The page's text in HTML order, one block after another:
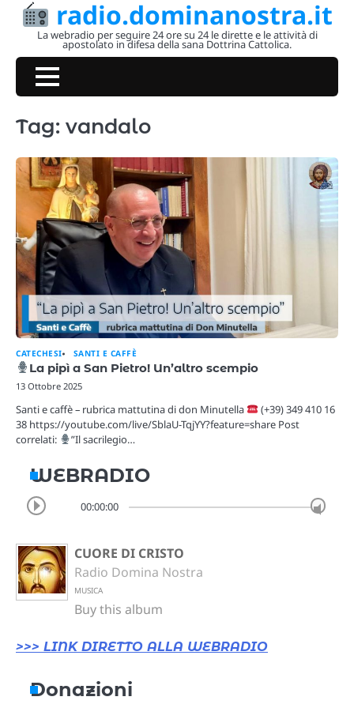
Skip
radio.dominanostra.it
La webradio per seguire 24 ore su 24 le dirette e le attività di
apostolato in difesa della sana Dottrina Cattolica.
Tag: vandalo
CATECHESI SANTI E CAFFÈ
La pipì a San Pietro! Un’altro scempio
13 Ottobre 2025
Santi e caffè – rubrica mattutina di don Minutella
(+39) 349 410 16
38 https://youtube.com/live/SblaU-TqjYY?feature=share Post
correlati:
”Il sacrilegio…
WEBRADIO
00:00:00
CUORE DI CRISTO
Radio Domina Nostra
MUSICA
Buy this album
>>> LINK DIRETTO ALLA WEBRADIO
Donazioni